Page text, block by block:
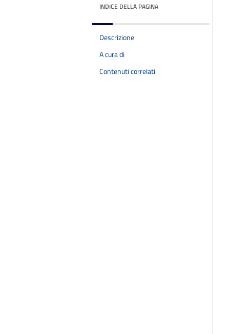
INDICE DELLA PAGINA
Descrizione
A cura di
Contenuti correlati